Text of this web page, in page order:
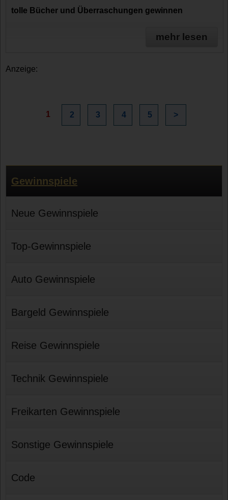
tolle Bücher und Überraschungen gewinnen
mehr lesen
Anzeige:
1 2 3 4 5 >
Gewinnspiele
Neue Gewinnspiele
Top-Gewinnspiele
Auto Gewinnspiele
Bargeld Gewinnspiele
Reise Gewinnspiele
Technik Gewinnspiele
Freikarten Gewinnspiele
Sonstige Gewinnspiele
Code